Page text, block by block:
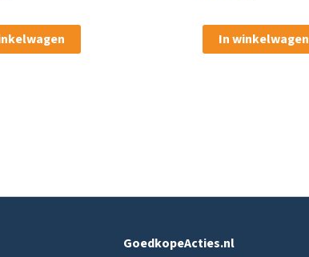
In winkelwagen
GoedkopeActies.nl